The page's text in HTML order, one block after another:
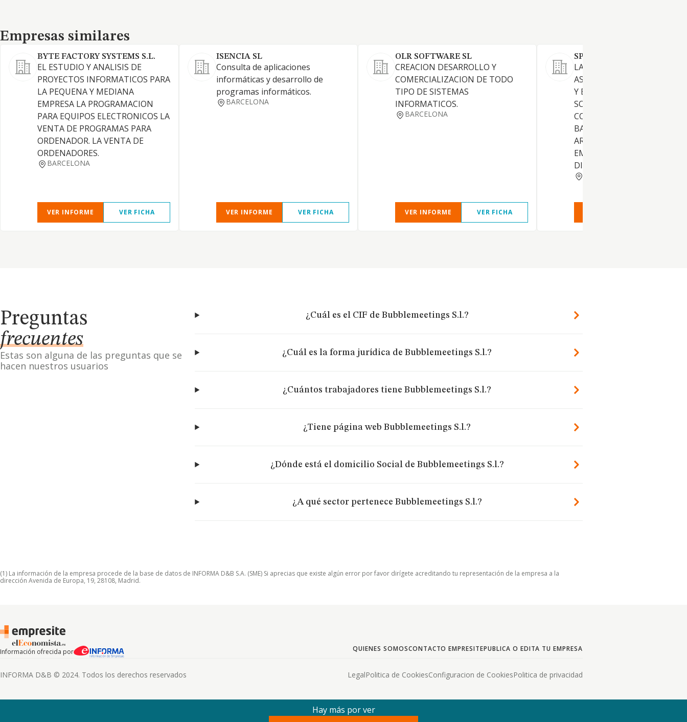
Empresas similares
Empresas similares
BYTE FACTORY SYSTEMS S.L.
EL ESTUDIO Y ANALISIS DE
PROYECTOS INFORMATICOS PARA
LA PEQUENA Y MEDIANA
EMPRESA LA PROGRAMACION
PARA EQUIPOS ELECTRONICOS LA
VENTA DE PROGRAMAS PARA
ORDENADOR. LA VENTA DE
ORDENADORES.
BARCELONA
VER INFORME VER FICHA
ISENCIA SL
Consulta de aplicaciones
informáticas y desarrollo de
programas informáticos.
BARCELONA
VER INFORME VER FICHA
OLR SOFTWARE SL
CREACION DESARROLLO Y
COMERCIALIZACION DE TODO
TIPO DE SISTEMAS
INFORMATICOS.
BARCELONA
VER INFORME VER FICHA
SPIN AI AND CX S.L.
LA PRESTACION DE
ASESORAMIENTO
Y EL DESARROLLO DE
SOLUCIONES
COMUNICACION PARA
BASADAS EN INTELIGENCIA
ARTIFICIAL, DIRIGIDAS A
EMPRESAS CON PRESENCIA
DIGITAL ETC
Preguntas
frecuentes
Estas son alguna de las preguntas que se
hacen nuestros usuarios
¿Cuál es el CIF de Bubblemeetings S.l.?
¿Cuál es la forma jurídica de Bubblemeetings S.l.?
¿Cuántos trabajadores tiene Bubblemeetings S.l.?
¿Tiene página web Bubblemeetings S.l.?
¿Dónde está el domicilio Social de Bubblemeetings S.l.?
¿A qué sector pertenece Bubblemeetings S.l.?
(1) La información de la empresa procede de la base de datos de INFORMA D&B S.A. (SME) Si aprecias que existe algún error por favor dirígete acreditando tu representación de la empresa a la
dirección Avenida de Europa, 19, 28108, Madrid.
Información ofrecida por QUIENES SOMOSCONTACTO EMPRESITEPUBLICA O EDITA TU EMPRESA
INFORMA D&B © 2024. Todos los derechos reservados LegalPolitica de CookiesConfiguracion de CookiesPolitica de privacidad
Hay más por ver